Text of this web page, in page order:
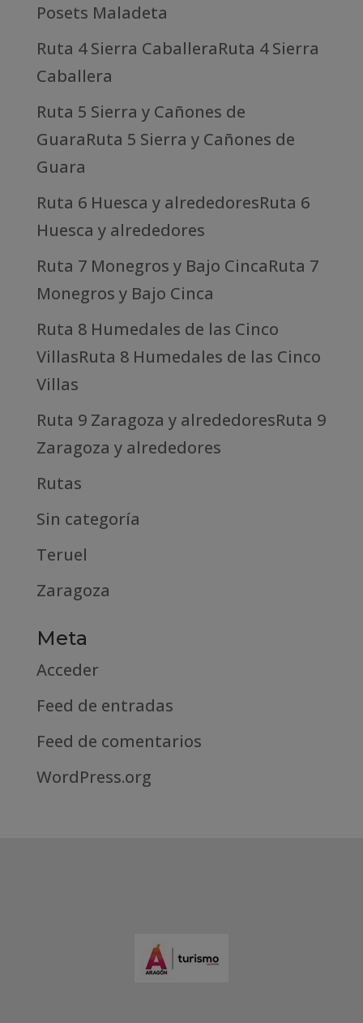
Posets Maladeta
Ruta 4 Sierra CaballeraRuta 4 Sierra
Caballera
Ruta 5 Sierra y Cañones de
GuaraRuta 5 Sierra y Cañones de
Guara
Ruta 6 Huesca y alrededoresRuta 6
Huesca y alrededores
Ruta 7 Monegros y Bajo CincaRuta 7
Monegros y Bajo Cinca
Ruta 8 Humedales de las Cinco
VillasRuta 8 Humedales de las Cinco
Villas
Ruta 9 Zaragoza y alrededoresRuta 9
Zaragoza y alrededores
Rutas
Sin categoría
Teruel
Zaragoza
Meta
Acceder
Feed de entradas
Feed de comentarios
WordPress.org